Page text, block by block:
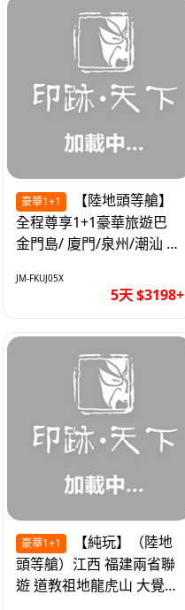
豪華1+1
全程尊享1+1豪華旅遊巴
金門島/ 廈門/泉州/潮汕 無
JM-FKUJ05X
5天 $3198+
豪華1+1
頭等艙）江西 福建兩省聯
遊 道教祖地龍虎山 大覺山